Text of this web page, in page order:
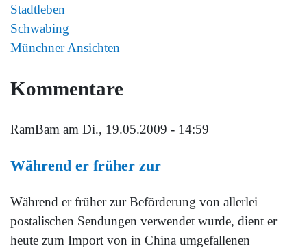
Stadtleben
Schwabing
Münchner Ansichten
Kommentare
RamBam am Di., 19.05.2009 - 14:59
Während er früher zur
Während er früher zur Beförderung von allerlei
postalischen Sendungen verwendet wurde, dient er
heute zum Import von in China umgefallenen